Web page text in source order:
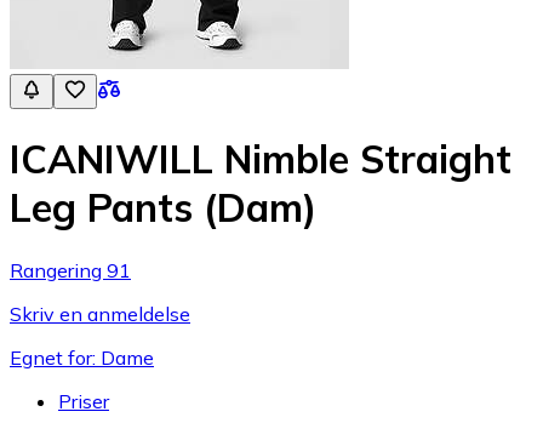
ICANIWILL Nimble Straight
Leg Pants (Dam)
Rangering 91
Skriv en anmeldelse
Egnet for: Dame
Priser